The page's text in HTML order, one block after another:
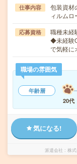
仕事内容
包装資材
ィルム
応募資格
職種未経
◆未経験
で気軽
職場の雰囲気
年齢層
20代
気になる!
派遣会社 株